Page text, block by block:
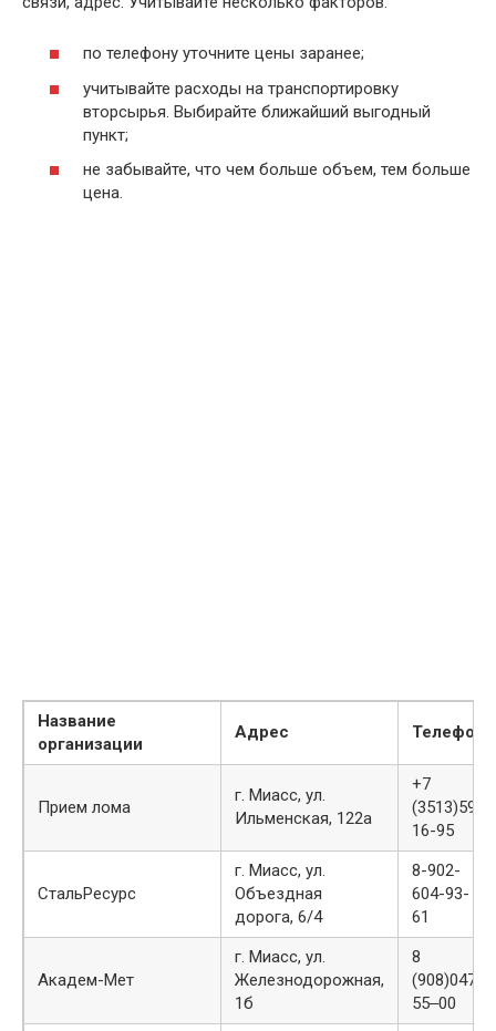
по телефону уточните цены заранее;
учитывайте расходы на транспортировку
вторсырья. Выбирайте ближайший выгодный
пункт;
не забывайте, что чем больше объем, тем больше
цена.
Название
организации
Адрес Телефон
Прием лома
г. Миасс, ул.
Ильменская, 122а
+7
(3513)59-
16-95
СтальРесурс
г. Миасс, ул.
Объездная
дорога, 6/4
8-902-
604-93-
61
Академ-Мет
г. Миасс, ул.
Железнодорожная,
1б
8
(908)047‒
55‒00